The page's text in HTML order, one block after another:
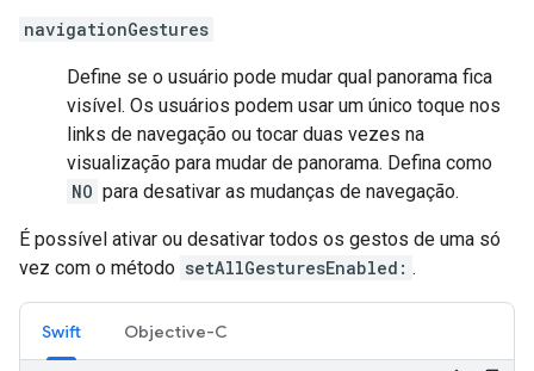
navigationGestures
Define se o usuário pode mudar qual panorama fica
visível. Os usuários podem usar um único toque nos
links de navegação ou tocar duas vezes na
visualização para mudar de panorama. Defina como
NO para desativar as mudanças de navegação.
É possível ativar ou desativar todos os gestos de uma só
vez com o método setAllGesturesEnabled: .
Swift Objective-C